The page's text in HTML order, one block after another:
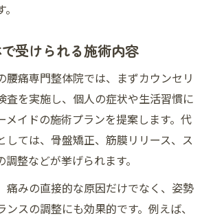
受けられる施術内容
腰痛専門整体院では、まずカウンセリ
査を実施し、個人の症状や生活習慣に
メイドの施術プランを提案します。代
しては、骨盤矯正、筋膜リリース、ス
調整などが挙げられます。
痛みの直接的な原因だけでなく、姿勢
ンスの調整にも効果的です。例えば、